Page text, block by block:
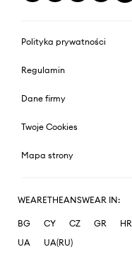
Polityka prywatności
Regulamin
Dane firmy
Twoje Cookies
Mapa strony
WEARETHEANSWEAR IN:
BG CY CZ GR HR
UA
UA(RU)